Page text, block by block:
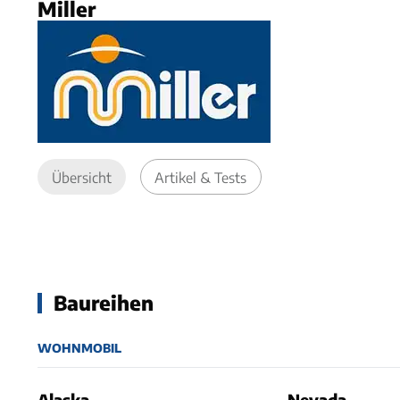
Miller
Übersicht Artikel & Tests
Baureihen
WOHNMOBIL